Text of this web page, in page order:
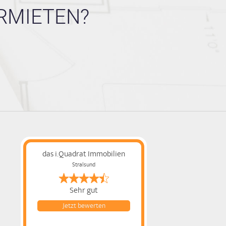
das i.Quadrat Immobilien
Stralsund
Sehr gut
Jetzt bewerten